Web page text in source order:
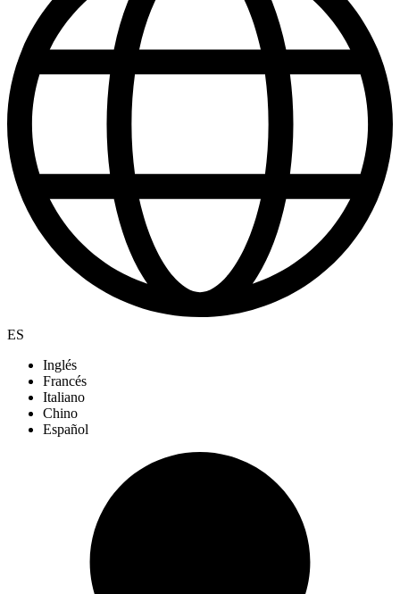
ES
Inglés
Francés
Italiano
Chino
Español